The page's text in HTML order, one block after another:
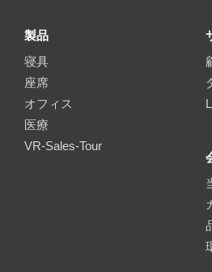
製品
寝具
座席
オフィス
医療
VR-Sales-Tour